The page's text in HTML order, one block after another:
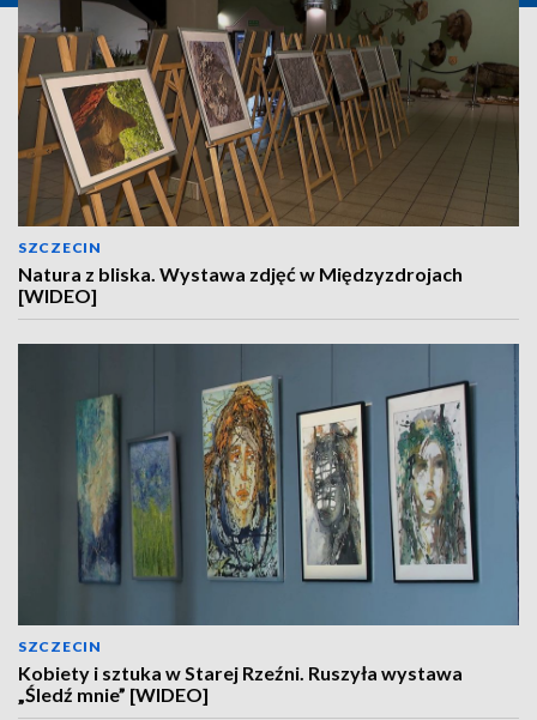
SZCZECIN
Natura z bliska. Wystawa zdjęć w Międzyzdrojach
[WIDEO]
SZCZECIN
Kobiety i sztuka w Starej Rzeźni. Ruszyła wystawa
„Śledź mnie” [WIDEO]